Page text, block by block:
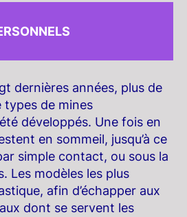
dernières années, plus de
de mines
développés. Une fois en
en sommeil, jusqu’à ce
simple contact, ou sous la
Les modèles les plus
afin d’échapper aux
dont se servent les